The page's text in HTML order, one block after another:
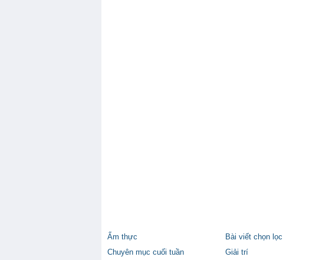
Ẩm thực Bài viết chọn lọc
Chuyên mục cuối tuần
Giải trí